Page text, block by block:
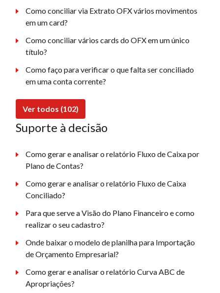
Como conciliar via Extrato OFX vários movimentos
em um card?
Como conciliar vários cards do OFX em um único
título?
Como faço para verificar o que falta ser conciliado
em uma conta corrente?
Ver todos (102)
Suporte à decisão
Como gerar e analisar o relatório Fluxo de Caixa por
Plano de Contas?
Como gerar e analisar o relatório Fluxo de Caixa
Conciliado?
Para que serve a Visão do Plano Financeiro e como
realizar o seu cadastro?
Onde baixar o modelo de planilha para Importação
de Orçamento Empresarial?
Como gerar e analisar o relatório Curva ABC de
Apropriações?